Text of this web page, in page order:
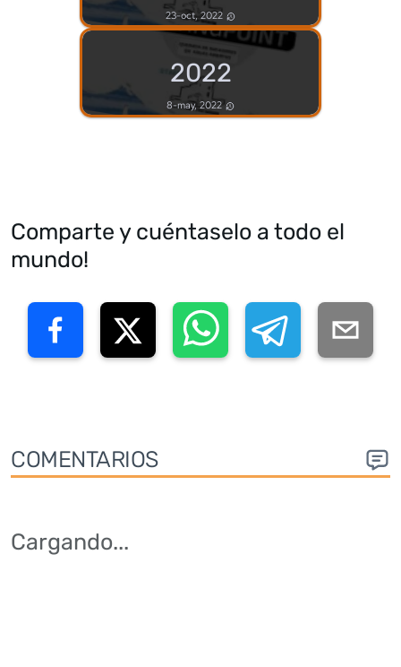
23-oct, 2022
2022
8-may, 2022
Comparte y cuéntaselo a todo el
mundo!
COMENTARIOS
Cargando...